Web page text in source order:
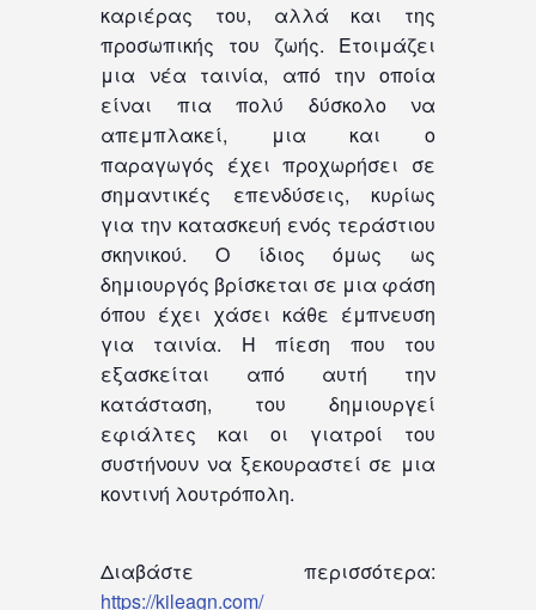
καριέρας του, αλλά και της
προσωπικής του ζωής. Ετοιμάζει
μια νέα ταινία, από την οποία
είναι πια πολύ δύσκολο να
απεμπλακεί, μια και ο
παραγωγός έχει προχωρήσει σε
σημαντικές επενδύσεις, κυρίως
για την κατασκευή ενός τεράστιου
σκηνικού. Ο ίδιος όμως ως
δημιουργός βρίσκεται σε μια φάση
όπου έχει χάσει κάθε έμπνευση
για ταινία. Η πίεση που του
εξασκείται από αυτή την
κατάσταση, του δημιουργεί
εφιάλτες και οι γιατροί του
συστήνουν να ξεκουραστεί σε μια
κοντινή λουτρόπολη.
Διαβάστε περισσότερα:
https://kileagn.com/